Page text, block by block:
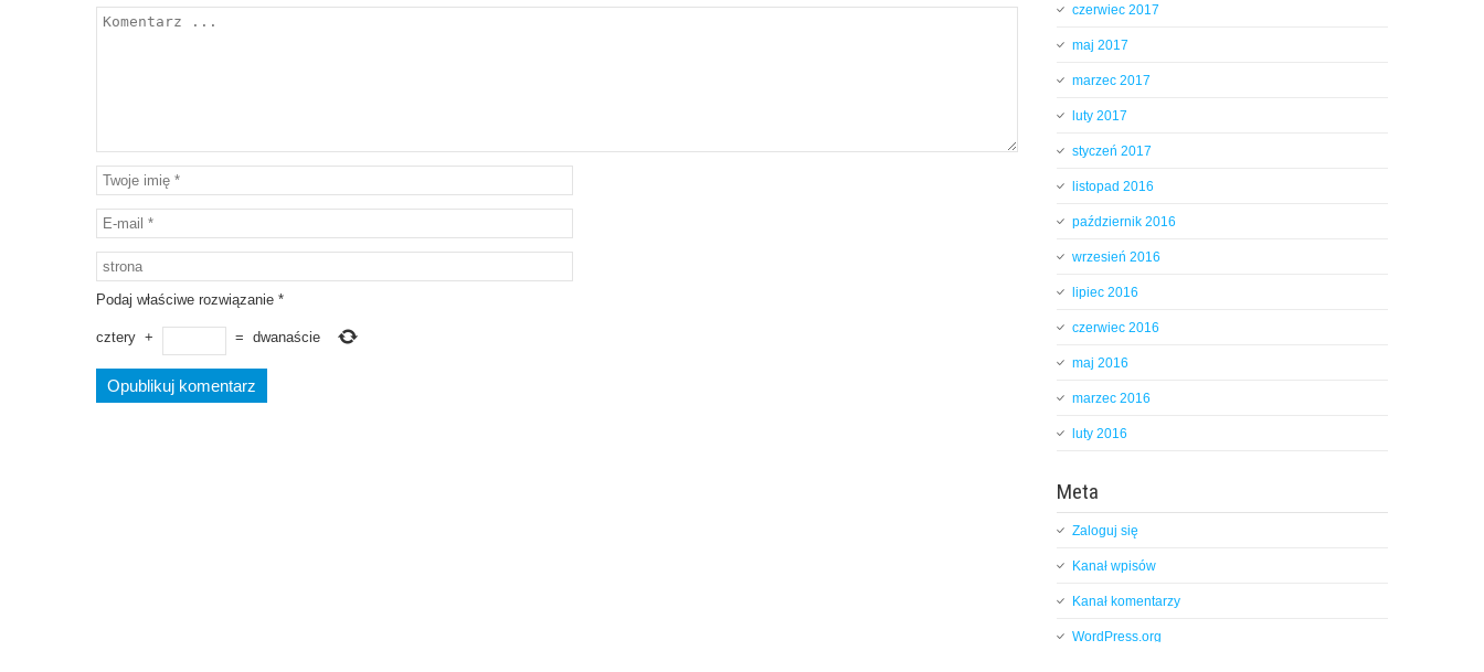
Podaj właściwe rozwiązanie *
cztery + = dwanaście
czerwiec 2017
maj 2017
marzec 2017
luty 2017
styczeń 2017
listopad 2016
październik 2016
wrzesień 2016
lipiec 2016
czerwiec 2016
maj 2016
marzec 2016
luty 2016
Meta
Zaloguj się
Kanał wpisów
Kanał komentarzy
WordPress.org